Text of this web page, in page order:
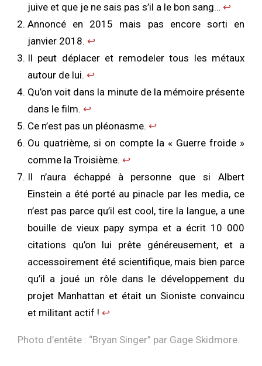
juive et que je ne sais pas s’il a le bon sang… ↩︎
Annoncé en 2015 mais pas encore sorti en
janvier 2018. ↩︎
Il peut déplacer et remodeler tous les métaux
autour de lui. ↩︎
Qu’on voit dans la minute de la mémoire présente
dans le film. ↩︎
Ce n’est pas un pléonasme. ↩︎
Ou quatrième, si on compte la « Guerre froide »
comme la Troisième. ↩︎
Il n’aura échappé à personne que si Albert
Einstein a été porté au pinacle par les media, ce
n’est pas parce qu’il est cool, tire la langue, a une
bouille de vieux papy sympa et a écrit 10 000
citations qu’on lui prête généreusement, et a
accessoirement été scientifique, mais bien parce
qu’il a joué un rôle dans le développement du
projet Manhattan et était un Sioniste convaincu
et militant actif ! ↩︎
Photo d’entête : “Bryan Singer” par Gage Skidmore.